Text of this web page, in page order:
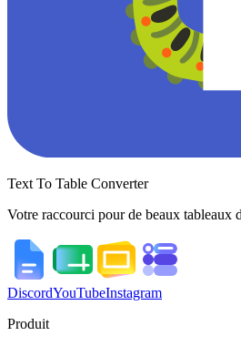
Text To Table Converter
Votre raccourci pour de beaux
DiscordYouTubeInstagram
Produit